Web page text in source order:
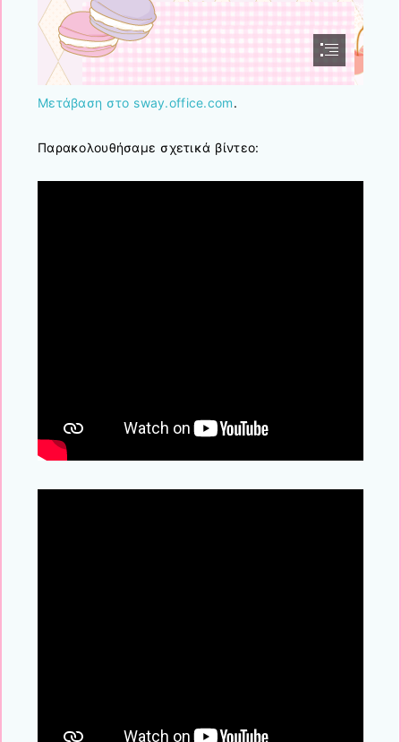
Μετάβαση στο sway.office.com.
Παρακολουθήσαμε σχετικά βίντεο: